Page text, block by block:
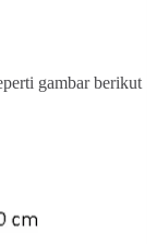
gambar berikut